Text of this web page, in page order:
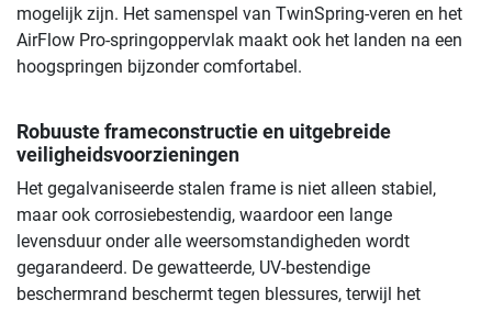
mogelijk zijn. Het samenspel van TwinSpring-veren en het
AirFlow Pro-springoppervlak maakt ook het landen na een
hoogspringen bijzonder comfortabel.
Robuuste frameconstructie en uitgebreide
veiligheidsvoorzieningen
Het gegalvaniseerde stalen frame is niet alleen stabiel,
maar ook corrosiebestendig, waardoor een lange
levensduur onder alle weersomstandigheden wordt
gegarandeerd. De gewatteerde, UV-bestendige
beschermrand beschermt tegen blessures, terwijl het